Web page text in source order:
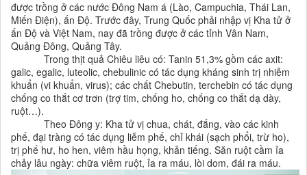
được trồng ở các nước Đông Nam á (Lào, Campuchia, Thái Lan,
Miến Điện), ấn Độ. Trước đây, Trung Quốc phải nhập vị Kha tử ở
ấn Độ và Việt Nam, nay đã trồng được ở các tỉnh Vân Nam,
Quảng Đông, Quảng Tây.
Trong thịt quả Chiêu liêu có: Tanin 51,3% gồm các axit:
galic, egalic, luteolic, chebulinic có tác dụng kháng sinh trị nhiễm
khuẩn (vi khuẩn, virus); các chất Chebutin, terchebin có tác dụng
chống co thắt cơ trơn (trợ tim, chống ho, chống co thắt dạ dày,
ruột…).
Theo Đông y: Kha tử vị chua, chát, đắng, vào các kinh
phế, đại tràng có tác dụng liễm phế, chỉ khái (sạch phổi, trừ ho),
trị phế hư, ho hen, viêm hầu họng, khản tiếng. Săn ruột cầm ỉa
chảy lâu ngày: chữa viêm ruột, ỉa ra máu, lòi dom, đái ra máu.